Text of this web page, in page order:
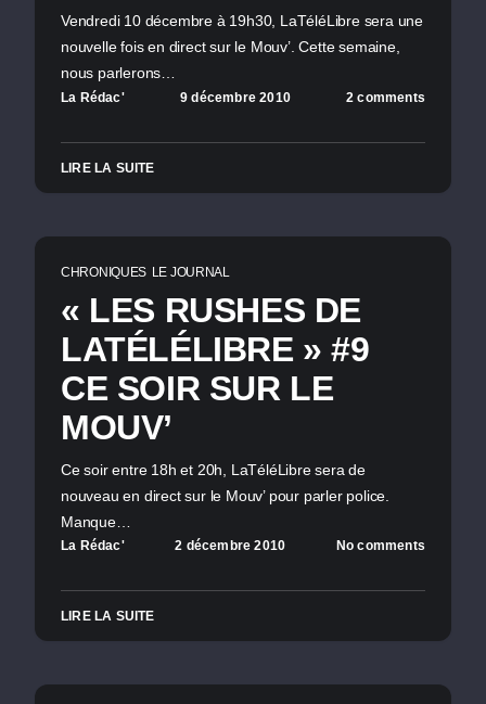
Vendredi 10 décembre à 19h30, LaTéléLibre sera une
nouvelle fois en direct sur le Mouv’. Cette semaine,
nous parlerons…
La Rédac' 9 décembre 2010 2 comments
LIRE LA SUITE
CHRONIQUES LE JOURNAL
« LES RUSHES DE
LATÉLÉLIBRE » #9
CE SOIR SUR LE
MOUV’
Ce soir entre 18h et 20h, LaTéléLibre sera de
nouveau en direct sur le Mouv’ pour parler police.
Manque…
La Rédac' 2 décembre 2010 No comments
LIRE LA SUITE